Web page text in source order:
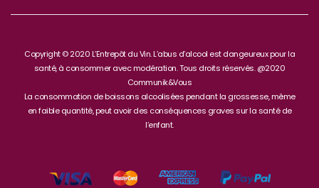
Copyright © 2020 L’Entrepôt du Vin. L’abus d’alcool est dangeureux pour la
santé, à consommer avec modération. Tous droits réservés. @2020
Communik&Vous
La consommation de boissons alcoolisées pendant la grossesse, même
en faible quantité, peut avoir des conséquences graves sur la santé de
l’enfant.